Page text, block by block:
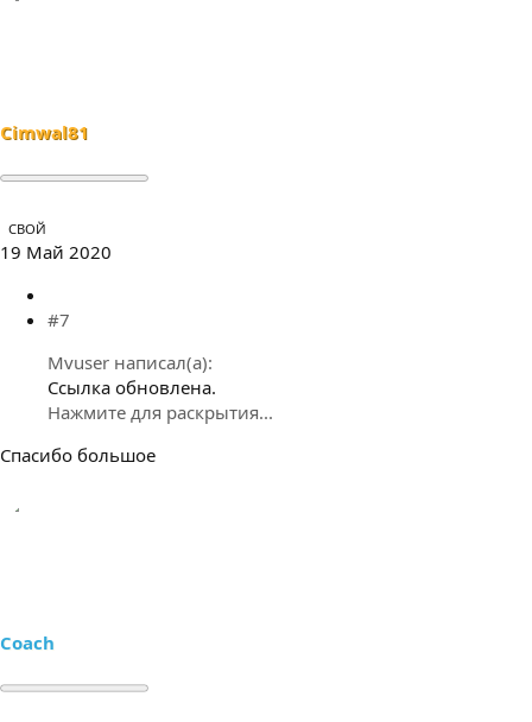
Cimwal81
СВОЙ
19 Май 2020
#7
Mvuser написал(а):
Ссылка обновлена.
Нажмите для раскрытия...
Спасибо большое
Coach